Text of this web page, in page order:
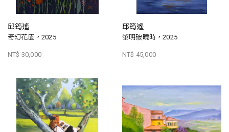
邱筠遙
奇幻花園，2025
NT$ 30,000
邱筠遙
黎明破曉時，2025
NT$ 45,000